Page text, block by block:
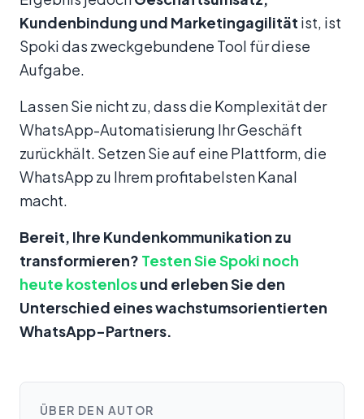
Kundenbindung und Marketingagilität ist, ist
Spoki das zweckgebundene Tool für diese
Aufgabe.
Lassen Sie nicht zu, dass die Komplexität der
WhatsApp-Automatisierung Ihr Geschäft
zurückhält. Setzen Sie auf eine Plattform, die
WhatsApp zu Ihrem profitabelsten Kanal
macht.
Bereit, Ihre Kundenkommunikation zu
transformieren? Testen Sie Spoki noch
heute kostenlosund erleben Sie den
Unterschied eines wachstumsorientierten
WhatsApp-Partners.
ÜBER DEN AUTOR